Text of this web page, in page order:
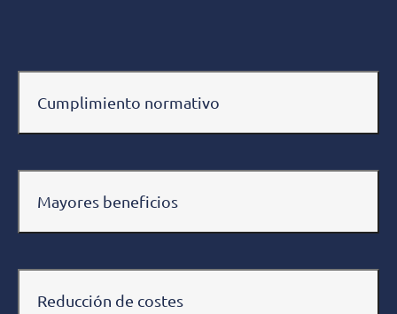
Cumplimiento normativo
Mayores beneficios
Reducción de costes